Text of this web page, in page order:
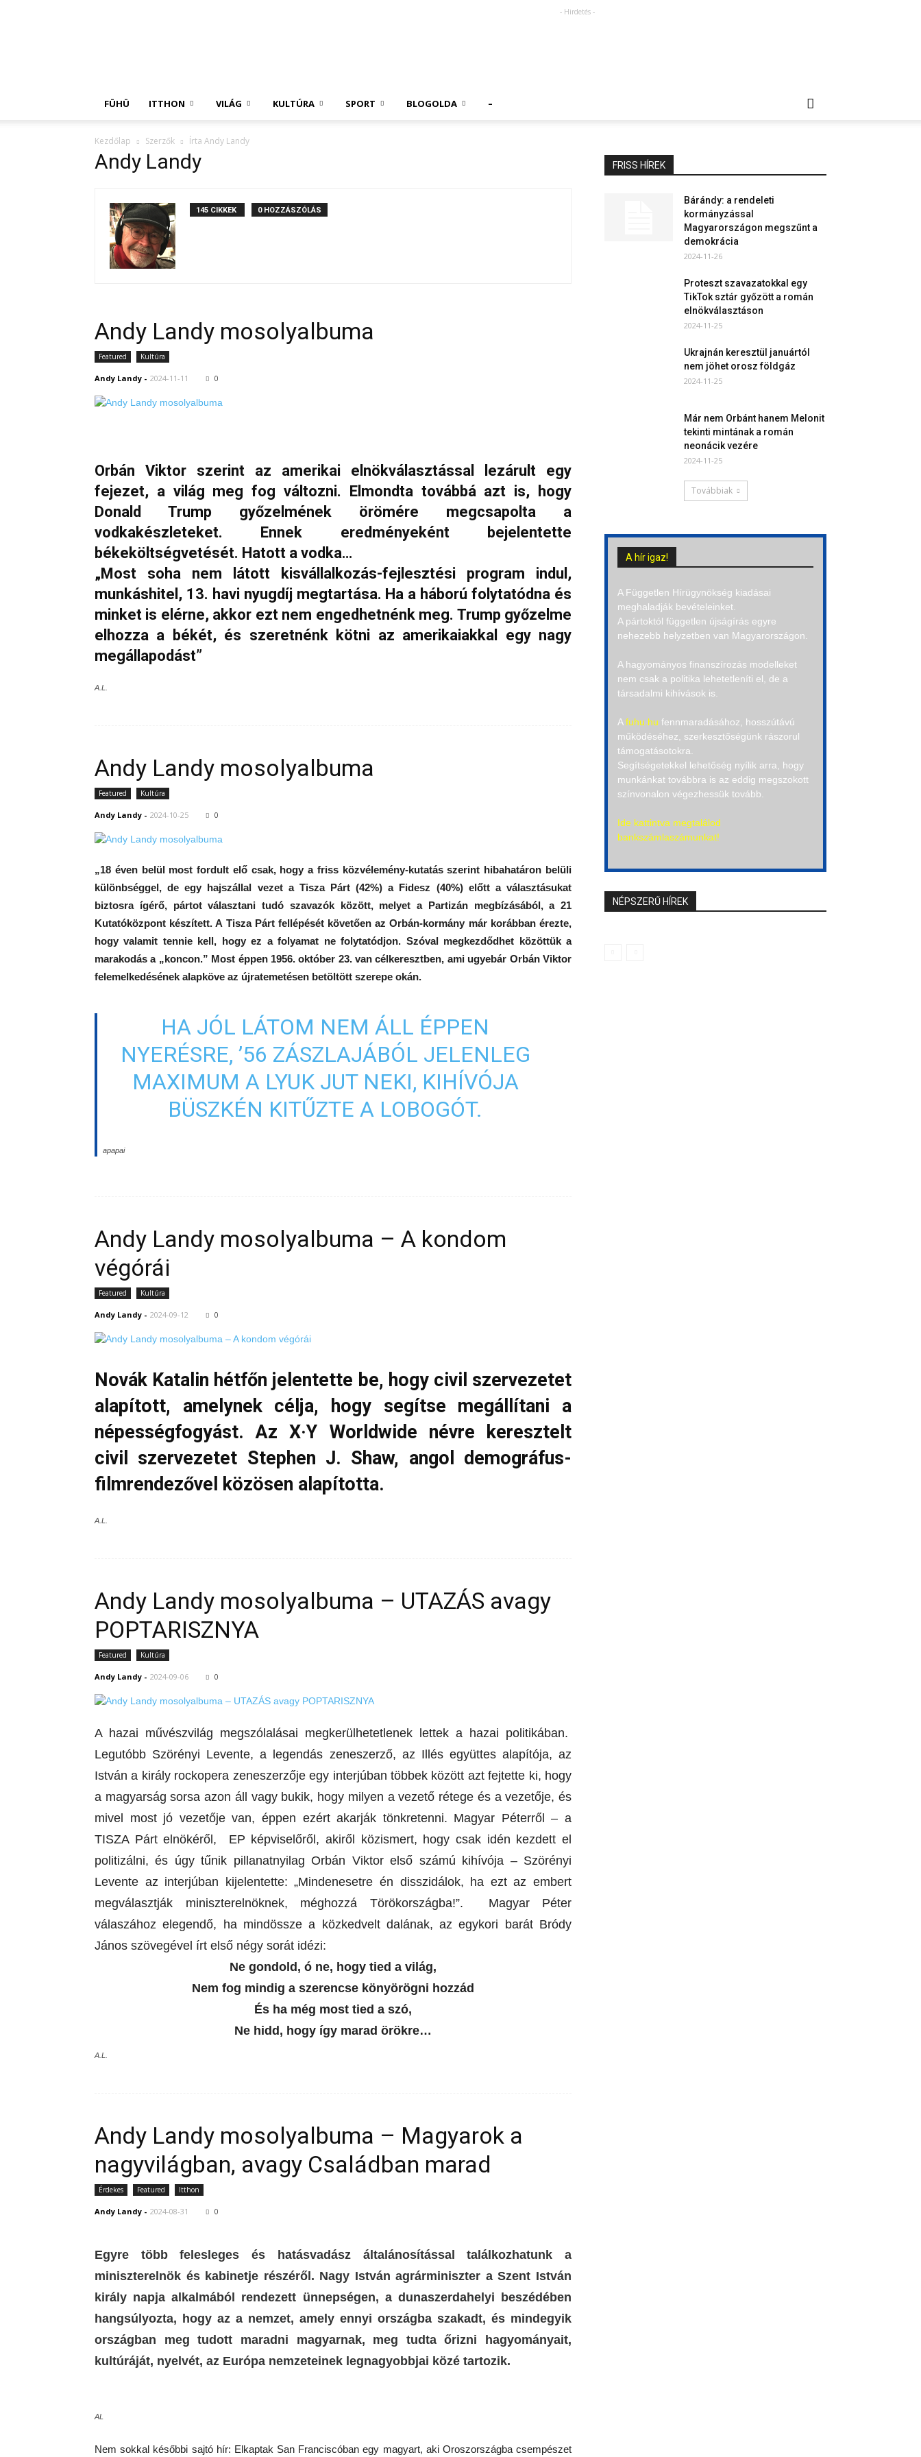
- Hirdetés -
FÜHÜ ITTHON VILÁG KULTÚRA SPORT BLOGOLDA –
Kezdőlap Szerzők Írta Andy Landy
Andy Landy
145 CIKKEK 0 HOZZÁSZÓLÁS
Andy Landy mosolyalbuma
Featured Kultúra
Andy Landy - 2024-11-11 0
Orbán Viktor szerint az amerikai elnökválasztással lezárult egy
fejezet, a világ meg fog változni. Elmondta továbbá azt is, hogy
Donald Trump győzelmének örömére megcsapolta a
vodkakészleteket. Ennek eredményeként bejelentette
békeköltségvetését. Hatott a vodka…
„Most soha nem látott kisvállalkozás-fejlesztési program indul,
munkáshitel, 13. havi nyugdíj megtartása. Ha a háború folytatódna és
minket is elérne, akkor ezt nem engedhetnénk meg. Trump győzelme
elhozza a békét, és szeretnénk kötni az amerikaiakkal egy nagy
megállapodást”
A.L.
Andy Landy mosolyalbuma
Featured Kultúra
Andy Landy - 2024-10-25 0
„18 éven belül most fordult elő csak, hogy a friss közvélemény-kutatás szerint hibahatáron belüli
különbséggel, de egy hajszállal vezet a Tisza Párt (42%) a Fidesz (40%) előtt a választásukat
biztosra ígérő, pártot választani tudó szavazók között, melyet a Partizán megbízásából, a 21
Kutatóközpont készített. A Tisza Párt fellépését követően az Orbán-kormány már korábban érezte,
hogy valamit tennie kell, hogy ez a folyamat ne folytatódjon. Szóval megkezdődhet közöttük a
marakodás a „koncon.” Most éppen 1956. október 23. van célkeresztben, ami ugyebár Orbán Viktor
felemelkedésének alapköve az újratemetésen betöltött szerepe okán.
HA JÓL LÁTOM NEM ÁLL ÉPPEN
NYERÉSRE, ’56 ZÁSZLAJÁBÓL JELENLEG
MAXIMUM A LYUK JUT NEKI, KIHÍVÓJA
BÜSZKÉN KITŰZTE A LOBOGÓT.
apapai
Andy Landy mosolyalbuma – A kondom
végórái
Featured Kultúra
Andy Landy - 2024-09-12 0
Novák Katalin hétfőn jelentette be, hogy civil szervezetet
alapított, amelynek célja, hogy segítse megállítani a
népességfogyást. Az X·Y Worldwide névre keresztelt
civil szervezetet Stephen J. Shaw, angol demográfus-
filmrendezővel közösen alapította.
A.L.
Andy Landy mosolyalbuma – UTAZÁS avagy
POPTARISZNYA
Featured Kultúra
Andy Landy - 2024-09-06 0
A hazai művészvilág megszólalásai megkerülhetetlenek lettek a hazai politikában.
Legutóbb Szörényi Levente, a legendás zeneszerző, az Illés együttes alapítója, az
István a király rockopera zeneszerzője egy interjúban többek között azt fejtette ki, hogy
a magyarság sorsa azon áll vagy bukik, hogy milyen a vezető rétege és a vezetője, és
mivel most jó vezetője van, éppen ezért akarják tönkretenni. Magyar Péterről – a
TISZA Párt elnökéről, EP képviselőről, akiről közismert, hogy csak idén kezdett el
politizálni, és úgy tűnik pillanatnyilag Orbán Viktor első számú kihívója – Szörényi
Levente az interjúban kijelentette: „Mindenesetre én disszidálok, ha ezt az embert
megválasztják miniszterelnöknek, méghozzá Törökországba!”. Magyar Péter
válaszához elegendő, ha mindössze a közkedvelt dalának, az egykori barát Bródy
János szövegével írt első négy sorát idézi:
Ne gondold, ó ne, hogy tied a világ,
Nem fog mindig a szerencse könyörögni hozzád
És ha még most tied a szó,
Ne hidd, hogy így marad örökre…
A.L.
Andy Landy mosolyalbuma – Magyarok a
nagyvilágban, avagy Családban marad
Érdekes Featured Itthon
Andy Landy - 2024-08-31 0
Egyre több felesleges és hatásvadász általánosítással találkozhatunk a
miniszterelnök és kabinetje részéről. Nagy István agrárminiszter a Szent István
király napja alkalmából rendezett ünnepségen, a dunaszerdahelyi beszédében
hangsúlyozta, hogy az a nemzet, amely ennyi országba szakadt, és mindegyik
országban meg tudott maradni magyarnak, meg tudta őrizni hagyományait,
FRISS HÍREK
Bárándy: a rendeleti
kormányzással
Magyarországon megszűnt a
demokrácia
2024-11-26
Proteszt szavazatokkal egy
TikTok sztár győzött a román
elnökválasztáson
2024-11-25
Ukrajnán keresztül januártól
nem jöhet orosz földgáz
2024-11-25
Már nem Orbánt hanem Melonit
tekinti mintának a román
neonácik vezére
2024-11-25
Továbbiak
A hír igaz!
A Független Hírügynökség kiadásai
meghaladják bevételeinket.
A pártoktól független újságírás egyre
nehezebb helyzetben van Magyarországon.
A hagyományos finanszírozás modelleket
nem csak a politika lehetetleníti el, de a
társadalmi kihívások is.
Afuhu.hu fennmaradásához, hosszútávú
működéséhez, szerkesztőségünk rászorul
támogatásotokra.
Segítségetekkel lehetőség nyílik arra, hogy
munkánkat továbbra is az eddig megszokott
színvonalon végezhessük tovább.
Ide kattintva megtalálod
bankszámlaszámunkat!
NÉPSZERŰ HÍREK